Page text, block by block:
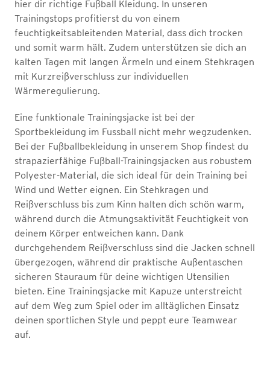
hier dir richtige Fußball Kleidung. In unseren
Trainingstops profitierst du von einem
feuchtigkeitsableitenden Material, dass dich trocken
und somit warm hält. Zudem unterstützen sie dich an
kalten Tagen mit langen Ärmeln und einem Stehkragen
mit Kurzreißverschluss zur individuellen
Wärmeregulierung.
Eine funktionale Trainingsjacke ist bei der
Sportbekleidung im Fussball nicht mehr wegzudenken.
Bei der Fußballbekleidung in unserem Shop findest du
strapazierfähige Fußball-Trainingsjacken aus robustem
Polyester-Material, die sich ideal für dein Training bei
Wind und Wetter eignen. Ein Stehkragen und
Reißverschluss bis zum Kinn halten dich schön warm,
während durch die Atmungsaktivität Feuchtigkeit von
deinem Körper entweichen kann. Dank
durchgehendem Reißverschluss sind die Jacken schnell
übergezogen, während dir praktische Außentaschen
sicheren Stauraum für deine wichtigen Utensilien
bieten. Eine Trainingsjacke mit Kapuze unterstreicht
auf dem Weg zum Spiel oder im alltäglichen Einsatz
deinen sportlichen Style und peppt eure Teamwear
auf.